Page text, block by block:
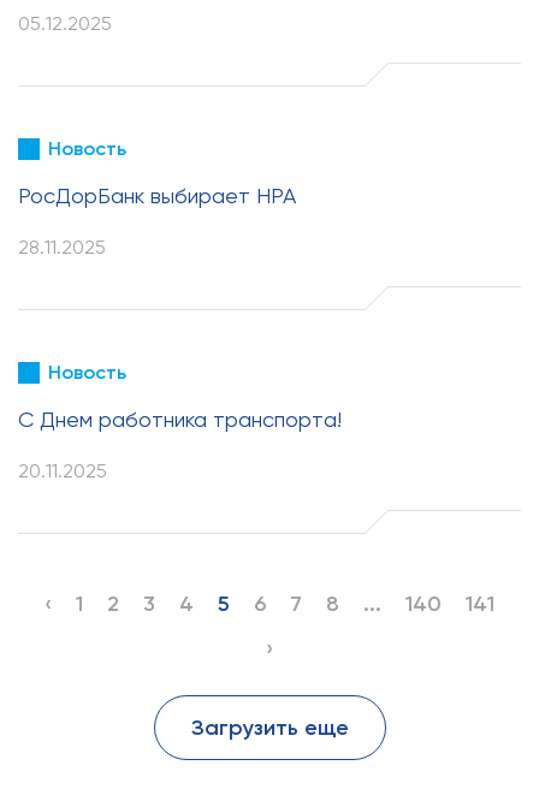
05.12.2025
Новость
РосДорБанк выбирает НРА
28.11.2025
Новость
C Днем работника транспорта!
20.11.2025
‹ 1 2 3 4 5 6 7 8 ... 140
141
›
Загрузить еще